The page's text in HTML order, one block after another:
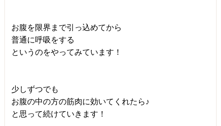
お腹を限界まで引っ込めてから
普通に呼吸をする
というのをやってみています！
少しずつでも
お腹の中の方の筋肉に効いてくれたら♪
と思って続けていきます！